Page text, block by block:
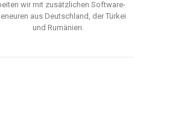
wir mit zusätzlichen Software-
aus Deutschland, der Türkei
und Rumänien.